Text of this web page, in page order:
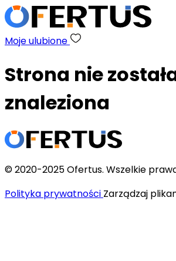
Moje ulubione
Strona nie
znaleziona
© 2020-2025 Ofertus. Wszelkie
Polityka prywatności Zarządzaj